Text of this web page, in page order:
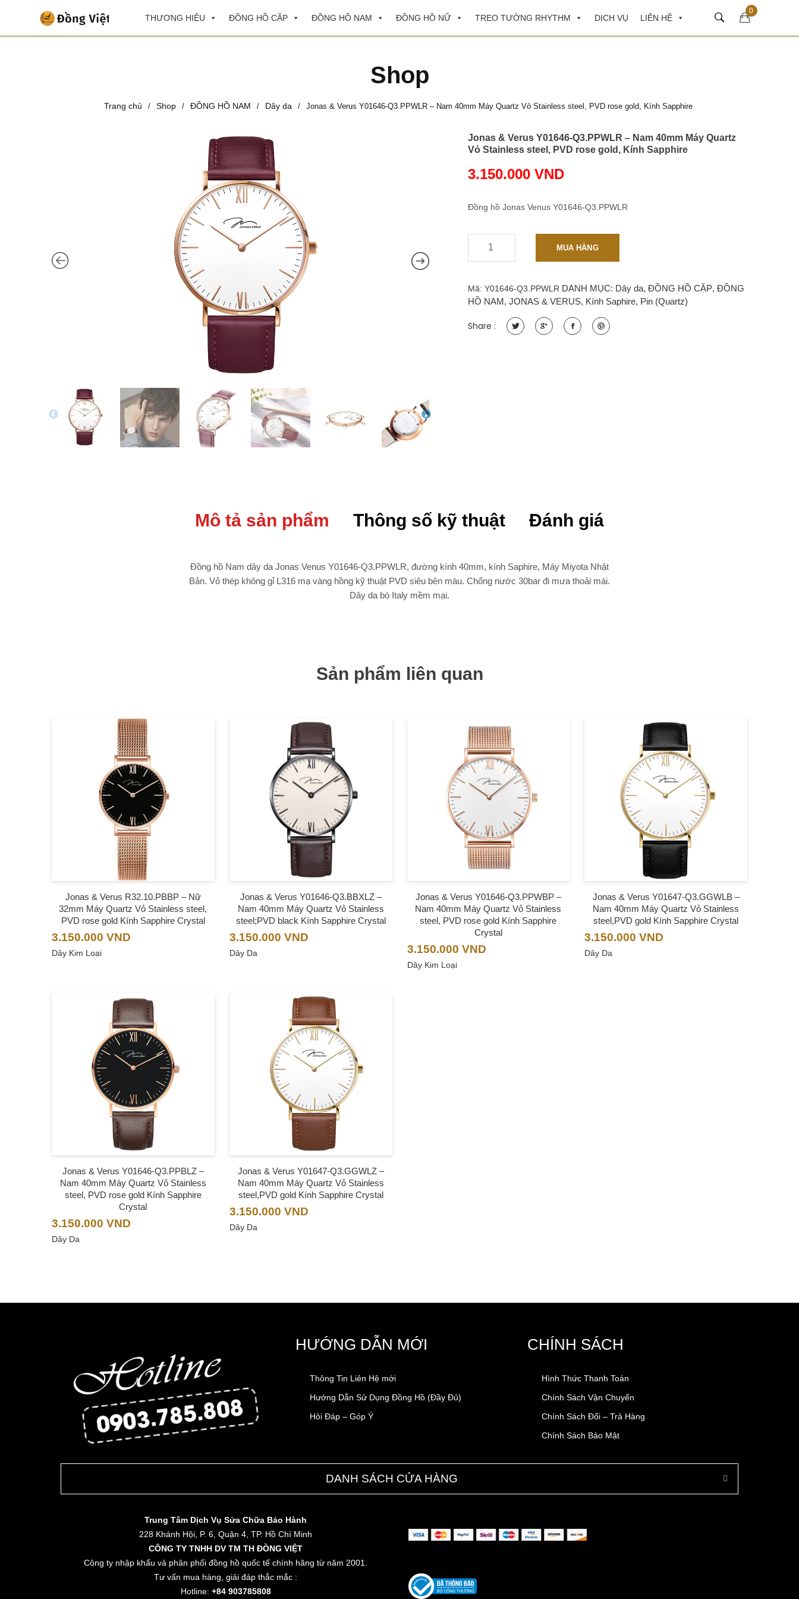
THƯƠNG HIỆU ĐỒNG HỒ CẶP ĐỒNG HỒ NAM ĐỒNG HỒ NỮ TREO TƯỜNG RHYTHM DỊCH VỤ LIÊN HỆ
0
Shop
Trang chủ / Shop / ĐỒNG HỒ NAM / Dây da / Jonas & Verus Y01646-Q3.PPWLR – Nam 40mm Máy Quartz Vỏ Stainless steel, PVD rose gold, Kính Sapphire
Jonas & Verus Y01646-Q3.PPWLR – Nam 40mm Máy Quartz
Vỏ Stainless steel, PVD rose gold, Kính Sapphire
3.150.000 VND
Đồng hồ Jonas Venus Y01646-Q3.PPWLR
Jonas
Y01646-
Q3.PPWLR
MUA HÀNG
Mã: Y01646-Q3.PPWLR DANH MỤC: Dây da, ĐỒNG HỒ CẶP, ĐỒNG
HỒ NAM, JONAS & VERUS, Kính Saphire, Pin (Quartz)
Share :
Mô tả sản phẩm Thông số kỹ thuật Đánh giá
Đồng hồ Nam dây da Jonas Venus Y01646-Q3.PPWLR, đường kính 40mm, kính Saphire, Máy Miyota Nhật
Bản. Vỏ thép không gỉ L316 mạ vàng hồng kỹ thuật PVD siêu bên màu. Chống nước 30bar đi mưa thoải mái.
Dây da bò Italy mềm mại.
Sản phẩm liên quan
Jonas & Verus R32.10.PBBP – Nữ
32mm Máy Quartz Vỏ Stainless steel,
PVD rose gold Kính Sapphire Crystal
3.150.000 VND
Dây Kim Loại
Jonas & Verus Y01646-Q3.BBXLZ –
Nam 40mm Máy Quartz Vỏ Stainless
steel;PVD black Kính Sapphire Crystal
3.150.000 VND
Dây Da
Jonas & Verus Y01646-Q3.PPWBP –
Nam 40mm Máy Quartz Vỏ Stainless
steel, PVD rose gold Kính Sapphire
Crystal
3.150.000 VND
Dây Kim Loại
Jonas & Verus Y01647-Q3.GGWLB –
Nam 40mm Máy Quartz Vỏ Stainless
steel,PVD gold Kính Sapphire Crystal
3.150.000VND
Dây Da
Jonas & Verus Y01646-Q3.PPBLZ –
Nam 40mm Máy Quartz Vỏ Stainless
steel, PVD rose gold Kính Sapphire
Crystal
3.150.000 VND
Dây Da
Jonas & Verus Y01647-Q3.GGWLZ –
Nam 40mm Máy Quartz Vỏ Stainless
steel,PVD gold Kính Sapphire Crystal
3.150.000 VND
Dây Da
HƯỚNG DẪN MỚI
Thông Tin Liên Hệ mới
Hướng Dẫn Sử Dụng Đồng Hồ (Đầy Đủ)
Hỏi Đáp – Góp Ý
CHÍNH SÁCH
Hình Thức Thanh Toán
Chính Sách Vận Chuyển
Chính Sách Đổi – Trả Hàng
Chính Sách Bảo Mật
DANH SÁCH CỬA HÀNG
Trung Tâm Dịch Vụ Sửa Chữa Bảo Hành
228 Khánh Hội, P. 6, Quận 4, TP. Hồ Chí Minh
CÔNG TY TNHH DV TM TH ĐỒNG VIỆT
Công ty nhập khẩu và phân phối đồng hồ quốc tế chính hãng từ năm 2001.
Tư vấn mua hàng, giải đáp thắc mắc :
Hotline: +84 903785808